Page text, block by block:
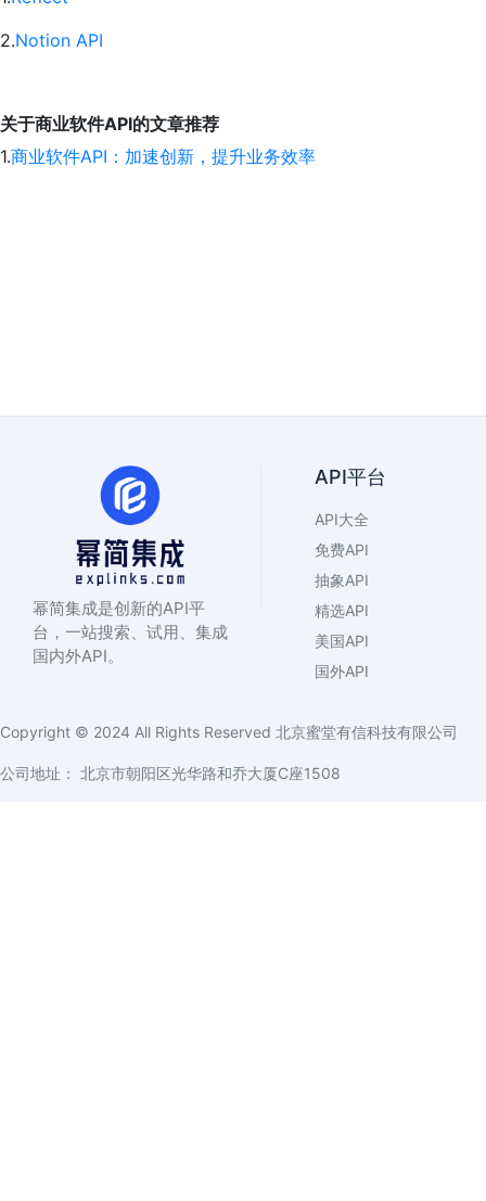
2.Notion API
关于商业软件API的文章推荐
1.商业软件API：加速创新，提升业务效率
幂简集成是创新的API平
台，一站搜索、试用、集成
国内外API。
API平台
API大全
免费API
抽象API
精选API
美国API
国外API
Copyright © 2024 All Rights Reserved 北京蜜堂有信科技有限公司
公司地址： 北京市朝阳区光华路和乔大厦C座1508